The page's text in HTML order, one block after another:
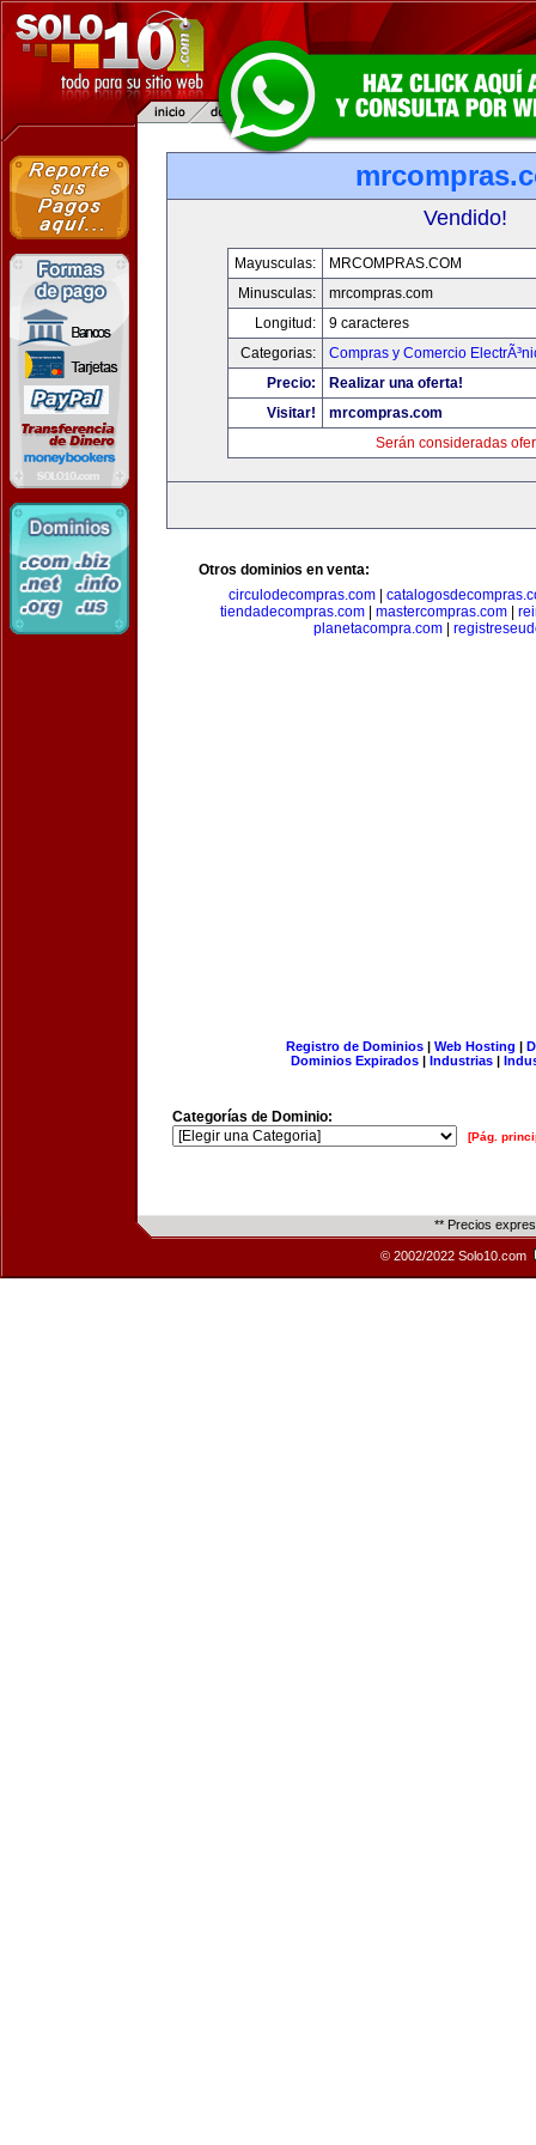
Vendido!
Mayusculas:
MRCOMPRAS.COM
Minusculas:
mrcompras.com
Longitud:
9 caracteres
Categorias:
Compras y Comercio
Precio:
Realizar una oferta!
Visitar!
mrcompras.com
Serán consideradas
Otros dominios en venta:
circulodecompras.com|
tiendadecompras.com| mastercompras.com|
planetacompra.com
Registro de Dominios| Web Hosting |
Dominios Expirados | Industrias |
Categorías de Dominio:
[Pág.
** Precios
© 2002/2022 Solo10.com